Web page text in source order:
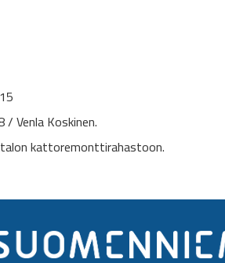
Venla Koskinen.
kattoremonttirahastoon.